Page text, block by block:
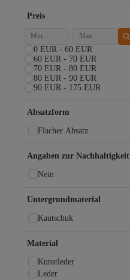
43 1/3
45 1/3
Preis
0 EUR - 60 EUR
60 EUR - 70 EUR
70 EUR - 80 EUR
80 EUR - 90 EUR
90 EUR - 175 EUR
Absatzform
Flacher Absatz
Angaben zur Nachhaltigkeit
Nein
Untergrundmaterial
Kautschuk
Material
Kunstleder
Leder